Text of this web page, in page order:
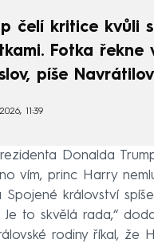
čelí kritice kvůli
Fotka řekne
píše
11:39
Donalda
vím, princ Harry
Spojené království
to skvělá rada,“
rodiny říkal, že